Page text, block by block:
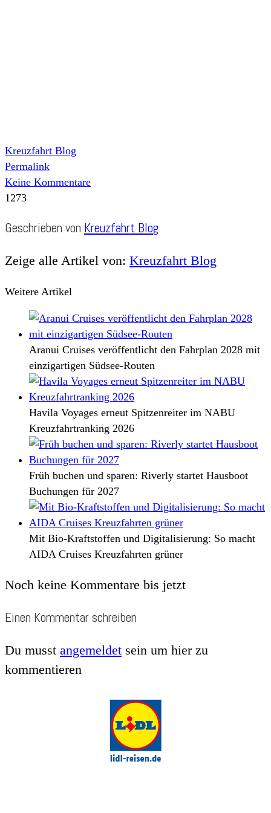
Kreuzfahrt Blog
Permalink
Keine Kommentare
1273
Geschrieben von Kreuzfahrt Blog
Zeige alle Artikel von: Kreuzfahrt Blog
Weitere Artikel
Aranui Cruises veröffentlicht den Fahrplan 2028 mit
einzigartigen Südsee-Routen
Havila Voyages erneut Spitzenreiter im NABU
Kreuzfahrtranking 2026
Früh buchen und sparen: Riverly startet Hausboot
Buchungen für 2027
Mit Bio-Kraftstoffen und Digitalisierung: So macht
AIDA Cruises Kreuzfahrten grüner
Noch keine Kommentare bis jetzt
Einen Kommentar schreiben
Du musst angemeldet sein um hier zu
kommentieren